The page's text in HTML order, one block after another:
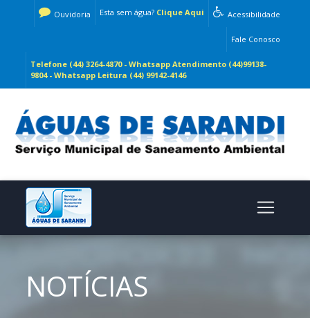
Acessibilidade
Esta sem água? Clique Aqui
Ouvidoria
Fale Conosco
Telefone (44) 3264-4870 - Whatsapp Atendimento (44)99138-
9804 - Whatsapp Leitura (44) 99142-4146
NOTÍCIAS